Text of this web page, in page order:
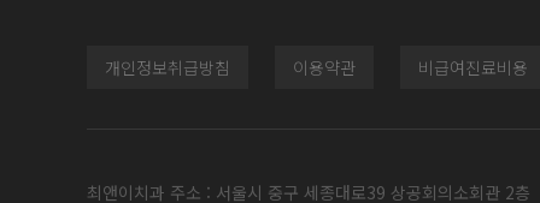
개인정보취급방침 이용약관 비급여진료비용
최앤이치과 주소 : 서울시 중구 세종대로39 상공회의소회관 2층